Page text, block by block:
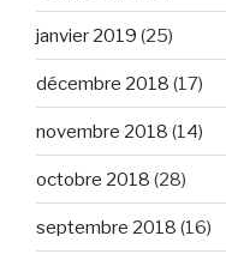
janvier 2019 (25)
décembre 2018 (17)
novembre 2018 (14)
octobre 2018 (28)
septembre 2018 (16)